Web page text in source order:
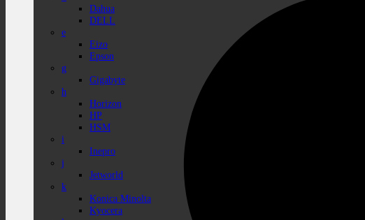
Dahua
DELL
e
Eizo
Epson
g
Gigabyte
h
Horizon
HP
HSM
i
Inepro
j
Jetworld
k
Konica Minolta
Kyocera